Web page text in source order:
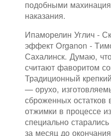
подобными
наказания.
Ипаморелин Углич -
эффект Organon -
Сахалинск. Думаю,
считают фаворитом
Традиционный
— орухо,
сброженных остатков
отжимки в процессе
специально
за месяц до